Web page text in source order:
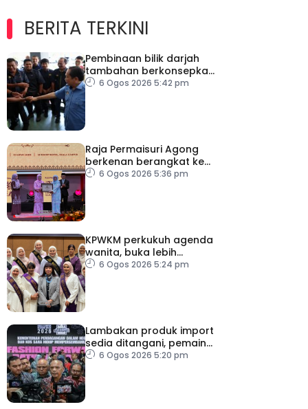
BERITA TERKINI
Pembinaan bilik darjah
tambahan berkonsepkan
MPS di sekolah terpilih,
6 Ogos 2026 5:42 pm
Raja Permaisuri Agong
berkenan berangkat ke
Majlis Anugerah Sastera
6 Ogos 2026 5:36 pm
KPWKM perkukuh agenda
wanita, buka lebih
banyak peluang
6 Ogos 2026 5:24 pm
Lambakan produk import
sedia ditangani, pemain
industri tempatan
6 Ogos 2026 5:20 pm